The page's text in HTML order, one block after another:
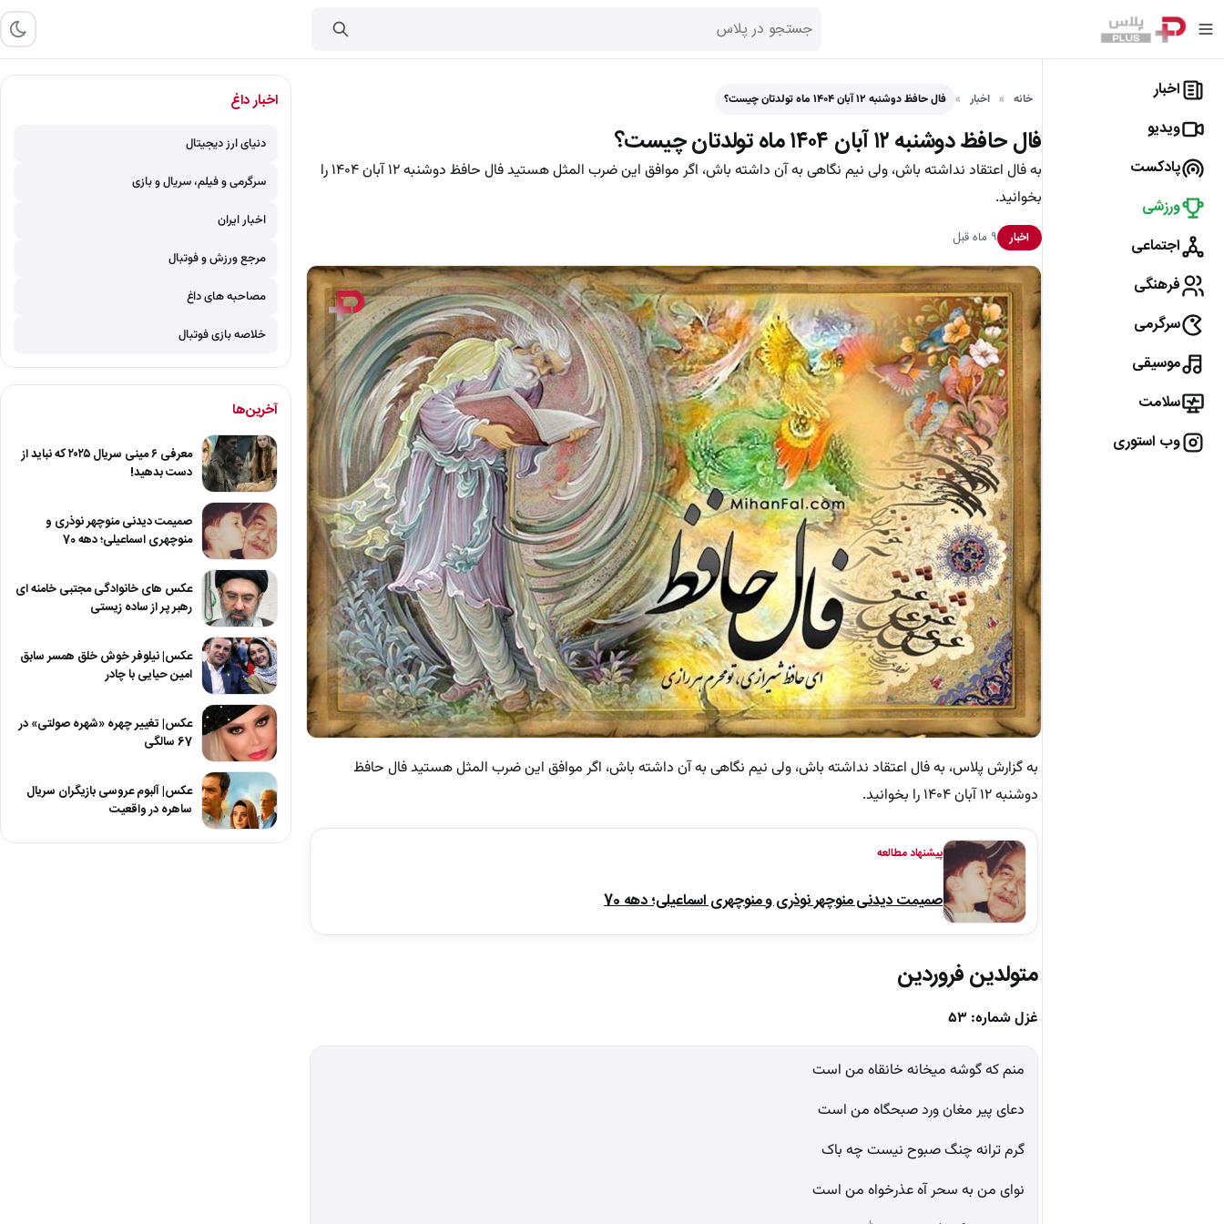
اخبار
ویدیو
پادکست
ورزشی
اجتماعی
فرهنگی
سرگرمی
موسیقی
سلامت
وب استوری
خانه اخبار فال حافظ دوشنبه ۱۲ آبان ۱۴۰۴ ماه تولدتان چیست؟
فال حافظ دوشنبه ۱۲ آبان ۱۴۰۴ ماه تولدتان چیست؟
به فال اعتقاد نداشته باش، ولی نیم نگاهی به آن داشته باش، اگر موافق این ضرب المثل هستید فال حافظ دوشنبه ۱۲ آبان ۱۴۰۴ را
بخوانید.
اخبار ۹ ماه قبل
به گزارش پلاس، به فال اعتقاد نداشته باش، ولی نیم نگاهی به آن داشته باش، اگر موافق این ضرب المثل هستید فال حافظ
دوشنبه ۱۲ آبان ۱۴۰۴ را بخوانید.
پیشنهاد مطالعه
صمیمت دیدنی منوچهر نوذری و منوچهری اسماعیلی؛ دهه 70
متولدین فروردین
غزل شماره: ۵۳
منم که گوشه میخانه خانقاه من است
دعای پیر مغان ورد صبحگاه من است
گرم ترانه چنگ صبوح نیست چه باک
نوای من به سحر آه عذرخواه من است
اخبار داغ
دنیای ارز دیجیتال
سرگرمی و فیلم، سریال و بازی
اخبار ایران
مرجع ورزش و فوتبال
مصاحبه های داغ
خلاصه بازی فوتبال
آخرین‌ها
معرفی ۶ مینی سریال ۲۰۲۵ که نباید از
دست بدهید!
صمیمت دیدنی منوچهر نوذری و
منوچهری اسماعیلی؛ دهه 70
عکس های خانوادگی مجتبی خامنه ای
رهبر پر از ساده زیستی
عکس| نیلوفر خوش خلق همسر سابق
امین حیایی با چادر
عکس| تغییر چهره «شهره صولتی» در
67 سالگی
عکس| آلبوم عروسی بازیگران سریال
ساهره در واقعیت